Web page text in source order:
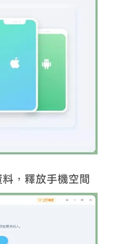
，釋放手機空間